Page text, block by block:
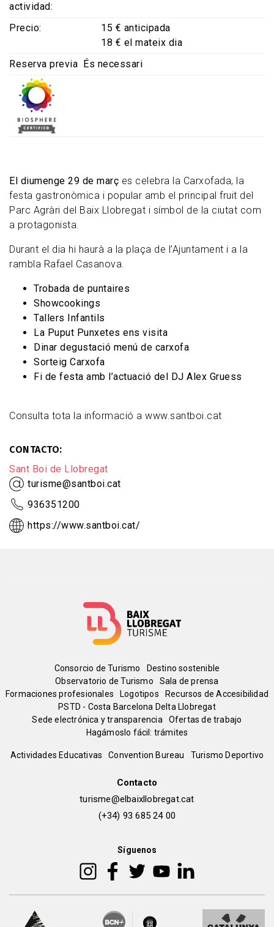
El diumenge 29 de març es celebra la Carxofada, la
festa gastronòmica i popular amb el principal fruit del
Parc Agràri del Baix Llobregat i símbol de la ciutat com
a protagonista.
Durant el dia hi haurà a la plaça de l’Ajuntament i a la
rambla Rafael Casanova.
Trobada de puntaires
Showcookings
Tallers Infantils
La Puput Punxetes ens visita
Dinar degustació menú de carxofa
Sorteig Carxofa
Fi de festa amb l’actuació del DJ Alex Gruess
Consulta tota la informació a www.santboi.cat
CONTACTO
Sant Boi de Llobregat
turisme@santboi.cat
936351200
https://www.santboi.cat/
actividad
Precio
15 € anticipada
18 € el mateix dia
Reserva previa
És necessari
Menú
del
pie
Consorcio de Turismo
Destino sostenible
Observatorio de Turismo
Sala de prensa
Formaciones profesionales
Logotipos
Recursos de Accesibilidad
PSTD - Costa Barcelona Delta Llobregat
Sede electrónica y transparencia
Ofertas de trabajo
Hagámoslo fácil: trámites
Peu
Actividades Educativas Convention Bureau Turismo Deportivo
Contacto
turisme@elbaixllobregat.cat
(+34) 93 685 24 00
Síguenos